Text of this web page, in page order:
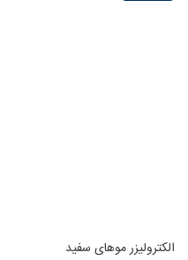
الکترولیزر موهای سفید